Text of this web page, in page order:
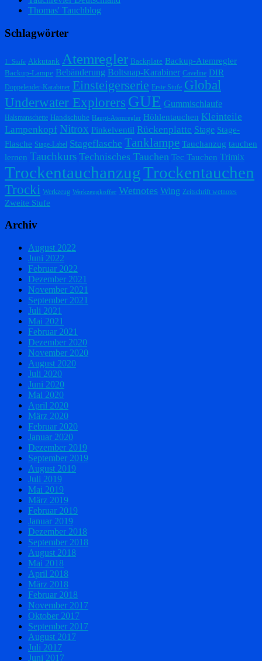
Thomas' Tauchblog
Schlagwörter
1. Stufe Akkutank Atemregler Backplate Backup-Atemregler
Backup-Lampe Bebänderung Boltsnap-Karabiner Caveline DIR
Doppelender-Karabiner Einsteigerserie Erste Stufe Global
Underwater Explorers GUE Gummischlaufe
Halsmanschette Handschuhe Haupt-Atemregler Höhlentauchen Kleinteile
Lampenkopf Nitrox Pinkelventil Rückenplatte Stage Stage-
Flasche Stage-Label Stageflasche Tanklampe Tauchanzug tauchen
lernen Tauchkurs Technisches Tauchen Tec Tauchen Trimix
TrockentauchanzugTrockentauchen
Trocki Werkzeug Werkzeugkoffer Wetnotes Wing Zeitschrift wetnotes
Zweite Stufe
Archiv
August 2022
Juni 2022
Februar 2022
Dezember 2021
November 2021
September 2021
Juli 2021
Mai 2021
Februar 2021
Dezember 2020
November 2020
August 2020
Juli 2020
Juni 2020
Mai 2020
April 2020
März 2020
Februar 2020
Januar 2020
Dezember 2019
September 2019
August 2019
Juli 2019
Mai 2019
März 2019
Februar 2019
Januar 2019
Dezember 2018
September 2018
August 2018
Mai 2018
April 2018
März 2018
Februar 2018
November 2017
Oktober 2017
September 2017
August 2017
Juli 2017
Juni 2017